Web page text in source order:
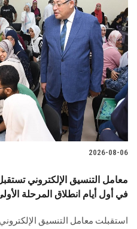
2026-08-06
في أول أيام انطلاق المرحلة